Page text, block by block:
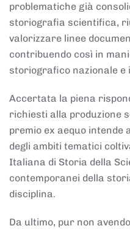
problematiche già
storiografia scientifica,
valorizzare linee
contribuendo così in
storiografico nazionale e
Accertata la piena
richiesti alla produzione
premio ex aequo
degli ambiti tematici
Italiana di Storia della
contemporanei della
disciplina.
Da ultimo, pur non